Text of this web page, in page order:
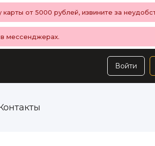
от 5000 рублей, извините за
в мессенджерах.
Войти